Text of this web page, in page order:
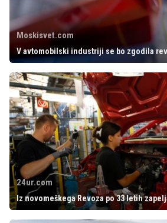
Moskisvet.com
V avtomobilski industriji se bo zgodila
24ur.com
Iz novomeškega Revoza po 33 letih